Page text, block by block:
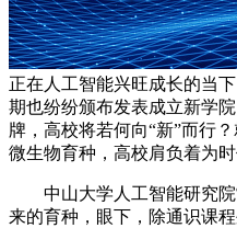
正在人工智能兴旺成长的当
期也纷纷颁布发表成立新学
牌，高校将若何向“新”而行
微生物育种，高校肩负着为时
中山大学人工智能研究院
来的育种，眼下，除通识课